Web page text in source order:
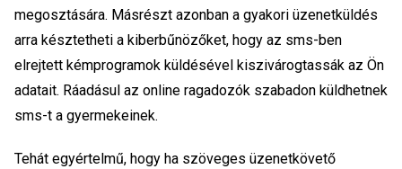
megosztására. Másrészt azonban a gyakori üzenetküldés
arra késztetheti a kiberbűnözőket, hogy az sms-ben
elrejtett kémprogramok küldésével kiszivárogtassák az Ön
adatait. Ráadásul az online ragadozók szabadon küldhetnek
sms-t a gyermekeinek.
Tehát egyértelmű, hogy ha szöveges üzenetkövető